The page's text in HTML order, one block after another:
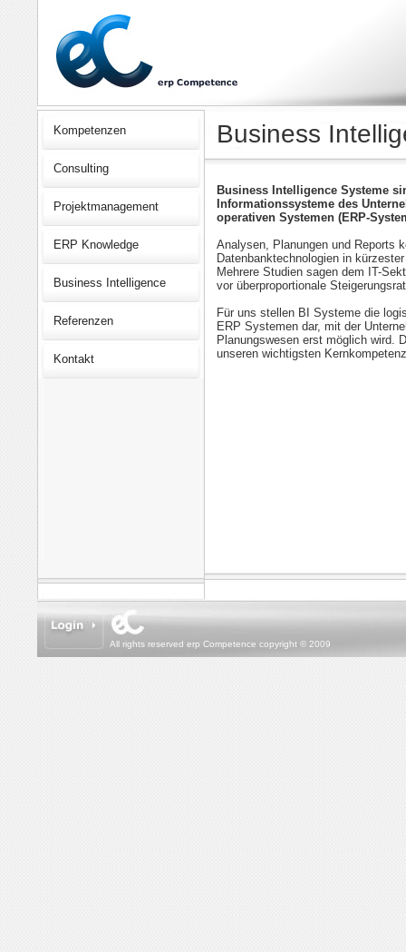
Kompetenzen
Consulting
Projektmanagement
ERP Knowledge
Business Intelligence
Referenzen
Kontakt
Business
Business Intelligence Systeme
Informationssysteme des
operativen Systemen (ERP-
Analysen, Planungen und Reports
Datenbanktechnologien in
Mehrere Studien sagen dem IT-
vor überproportionale
Für uns stellen BI Systeme die
ERP Systemen dar, mit der
Planungswesen erst möglich wird.
unseren wichtigsten
All rights reserved erp Competence copyright © 2009